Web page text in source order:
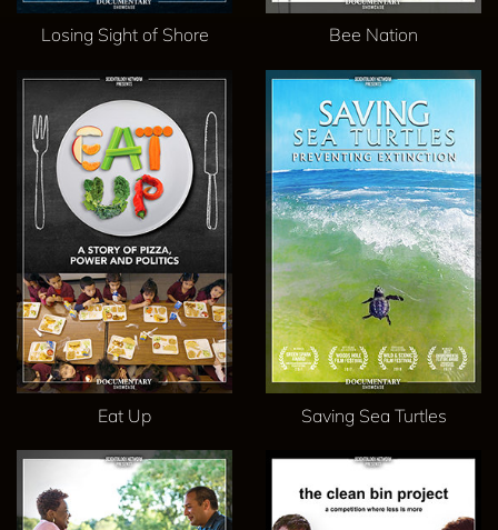
Losing Sight of Shore Bee Nation
Eat Up Saving Sea Turtles